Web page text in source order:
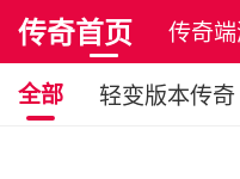
传奇首页 传奇
全部
轻变版本传奇